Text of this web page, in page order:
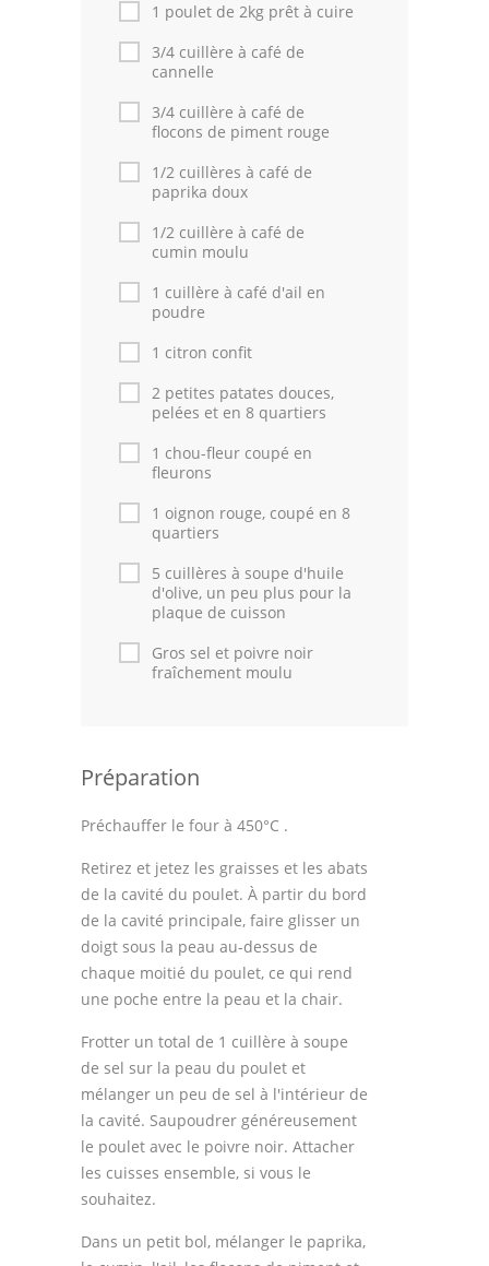
Thèmes
Espace Personnel
1 poulet de 2kg prêt à cuire
3/4 cuillère à café de
cannelle
3/4 cuillère à café de
flocons de piment rouge
1/2 cuillères à café de
paprika doux
1/2 cuillère à café de
cumin moulu
1 cuillère à café d'ail en
poudre
1 citron confit
2 petites patates douces,
pelées et en 8 quartiers
1 chou-fleur coupé en
fleurons
1 oignon rouge, coupé en 8
quartiers
5 cuillères à soupe d'huile
d'olive, un peu plus pour la
plaque de cuisson
Gros sel et poivre noir
fraîchement moulu
Préparation
Préchauffer le four à 450°C .
Retirez et jetez les graisses et les abats
de la cavité du poulet. À partir du bord
de la cavité principale, faire glisser un
doigt sous la peau au-dessus de
chaque moitié du poulet, ce qui rend
une poche entre la peau et la chair.
Frotter un total de 1 cuillère à soupe
de sel sur la peau du poulet et
mélanger un peu de sel à l'intérieur de
la cavité. Saupoudrer généreusement
le poulet avec le poivre noir. Attacher
les cuisses ensemble, si vous le
souhaitez.
Dans un petit bol, mélanger le paprika,